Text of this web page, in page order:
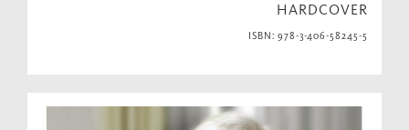
HARDCOVER
ISBN: 978-3-406-58245-5